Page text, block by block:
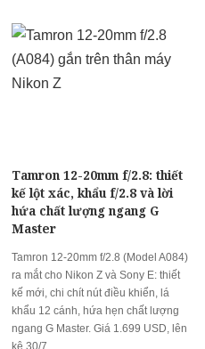
Tamron 12-20mm f/2.8: thiết
kế lột xác, khẩu f/2.8 và lời
hứa chất lượng ngang G
Master
Tamron 12-20mm f/2.8 (Model A084)
ra mắt cho Nikon Z và Sony E: thiết
kế mới, chi chít nút điều khiển, lá
khẩu 12 cánh, hứa hẹn chất lượng
ngang G Master. Giá 1.699 USD, lên
kệ 30/7.